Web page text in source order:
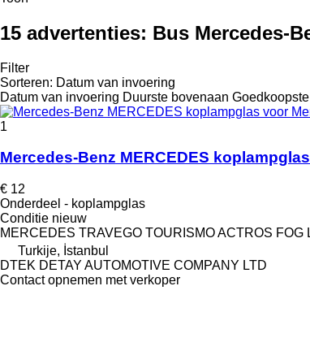
15 advertenties: Bus Mercedes-
Filter
Sorteren: Datum van invoering
Datum van invoering Duurste bovenaan
1
Mercedes-Benz MERCEDES
€ 12
Onderdeel - koplampglas
Conditie nieuw
MERCEDES TRAVEGO TOURISMO ACTROS FOG
Turkije, İstanbul
DTEK DETAY AUTOMOTIVE COMPANY LTD
Contact opnemen met verkoper